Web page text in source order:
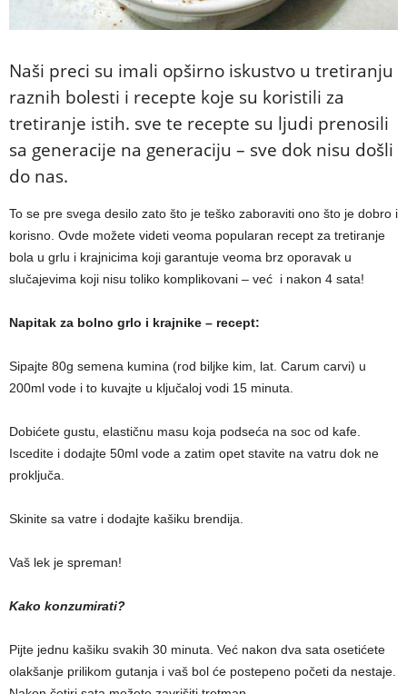
Naši preci su imali opširno iskustvo u tretiranju
raznih bolesti i recepte koje su koristili za
tretiranje istih. sve te recepte su ljudi prenosili
sa generacije na generaciju – sve dok nisu došli
do nas.
To se pre svega desilo zato što je teško zaboraviti ono što je dobro i
korisno. Ovde možete videti veoma popularan recept za tretiranje
bola u grlu i krajnicima koji garantuje veoma brz oporavak u
slučajevima koji nisu toliko komplikovani – već i nakon 4 sata!
Napitak za bolno grlo i krajnike – recept:
Sipajte 80g semena kumina (rod biljke kim, lat. Carum carvi) u
200ml vode i to kuvajte u ključaloj vodi 15 minuta.
Dobićete gustu, elastičnu masu koja podseća na soc od kafe.
Iscedite i dodajte 50ml vode a zatim opet stavite na vatru dok ne
proključa.
Skinite sa vatre i dodajte kašiku brendija.
Vaš lek je spreman!
Kako konzumirati?
Pijte jednu kašiku svakih 30 minuta. Već nakon dva sata osetićete
olakšanje prilikom gutanja i vaš bol će postepeno početi da nestaje.